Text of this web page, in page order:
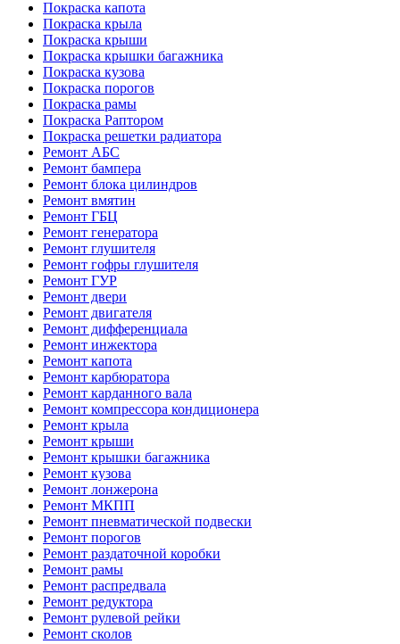
Покраска капота
Покраска крыла
Покраска крыши
Покраска крышки багажника
Покраска кузова
Покраска порогов
Покраска рамы
Покраска Раптором
Покраска решетки радиатора
Ремонт АБС
Ремонт бампера
Ремонт блока цилиндров
Ремонт вмятин
Ремонт ГБЦ
Ремонт генератора
Ремонт глушителя
Ремонт гофры глушителя
Ремонт ГУР
Ремонт двери
Ремонт двигателя
Ремонт дифференциала
Ремонт инжектора
Ремонт капота
Ремонт карбюратора
Ремонт карданного вала
Ремонт компрессора кондиционера
Ремонт крыла
Ремонт крыши
Ремонт крышки багажника
Ремонт кузова
Ремонт лонжерона
Ремонт МКПП
Ремонт пневматической подвески
Ремонт порогов
Ремонт раздаточной коробки
Ремонт рамы
Ремонт распредвала
Ремонт редуктора
Ремонт рулевой рейки
Ремонт сколов